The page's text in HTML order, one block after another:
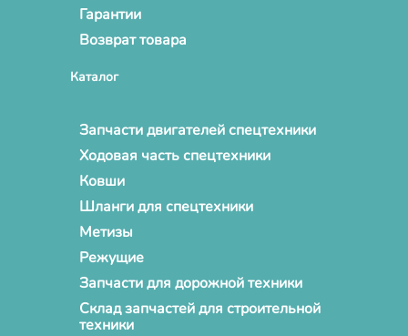
Гарантии
Возврат товара
Каталог
Запчасти двигателей спецтехники
Ходовая часть спецтехники
Ковши
Шланги для спецтехники
Метизы
Режущие
Запчасти для дорожной техники
Склад запчастей для строительной
техники